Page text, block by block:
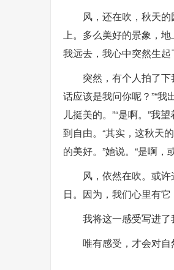
风，还在吹，秋天
上。多么美好的景象，
我远去，我心中突然生
突然，有个人拍了
话应该是我问你呢？”“我
儿挺美的。”“是啊。”我
到自由。“其实，这秋天
的美好。”她说。“是啊
风，依然在吹。或
日。因为，我们心里有它
我将这一感受写进了
唯有感受，才会对自